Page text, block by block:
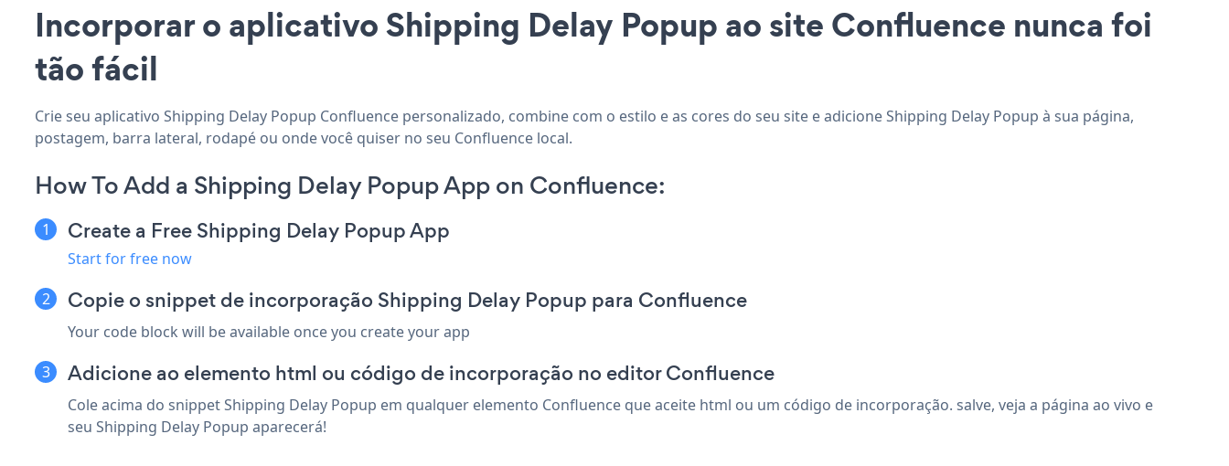
Incorporar o aplicativo Shipping Delay Popup ao site Confluence nunca foi
tão fácil
Crie seu aplicativo Shipping Delay Popup Confluence personalizado, combine com o estilo e as cores do seu site e adicione Shipping Delay Popup à sua página,
postagem, barra lateral, rodapé ou onde você quiser no seu Confluence local.
How To Add a Shipping Delay Popup App on Confluence:
Create a Free Shipping Delay Popup App
Start for free now
Copie o snippet de incorporação Shipping Delay Popup para Confluence
Your code block will be available once you create your app
Adicione ao elemento html ou código de incorporação no editor Confluence
Cole acima do snippet Shipping Delay Popup em qualquer elemento Confluence que aceite html ou um código de incorporação. salve, veja a página ao vivo e
seu Shipping Delay Popup aparecerá!